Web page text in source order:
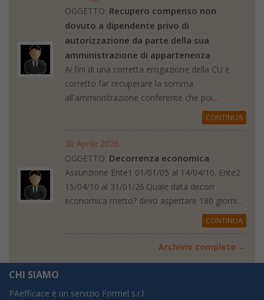
OGGETTO: Recupero compenso non
dovuto a dipendente privo di
autorizzazione da parte della sua
amministrazione di appartenenza
Ai fini di una corretta erogazione della CU è
corretto far recuperare la somma
all'amministrazione conferente che poi...
CONTINUA
30 Aprile 2026
OGGETTO: Decorrenza economica
Assunzione Ente1 01/01/05 al 14/04/10. Ente2
15/04/10 al 31/01/26.Quale data decorr
economica metto? devo aspettare 180 giorni...
CONTINUA
Archivio completo →
CHI SIAMO
PAefficace è un servizio Formel s.r.l.